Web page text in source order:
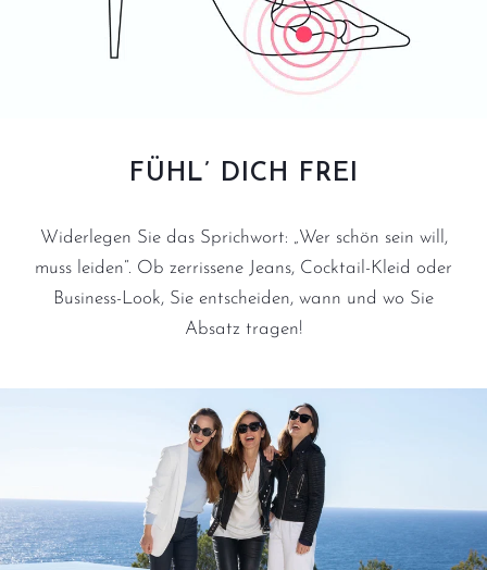
FÜHL’ DICH FREI
Widerlegen Sie das Sprichwort: „Wer schön sein will,
muss leiden“. Ob zerrissene Jeans, Cocktail-Kleid oder
Business-Look, Sie entscheiden, wann und wo Sie
Absatz tragen!